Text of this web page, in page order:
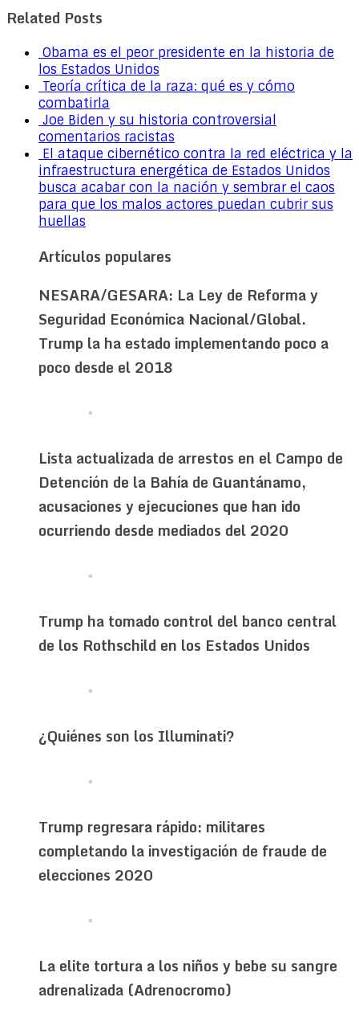
Related Posts
Obama es el peor presidente en la historia de
los Estados Unidos
Teoría crítica de la raza: qué es y cómo
combatirla
Joe Biden y su historia controversial
comentarios racistas
El ataque cibernético contra la red eléctrica y la
infraestructura energética de Estados Unidos
busca acabar con la nación y sembrar el caos
para que los malos actores puedan cubrir sus
huellas
Artículos populares
NESARA/GESARA: La Ley de Reforma y
Seguridad Económica Nacional/Global.
Trump la ha estado implementando poco a
poco desde el 2018
Lista actualizada de arrestos en el Campo de
Detención de la Bahía de Guantánamo,
acusaciones y ejecuciones que han ido
ocurriendo desde mediados del 2020
Trump ha tomado control del banco central
de los Rothschild en los Estados Unidos
¿Quiénes son los Illuminati?
Trump regresara rápido: militares
completando la investigación de fraude de
elecciones 2020
La elite tortura a los niños y bebe su sangre
adrenalizada (Adrenocromo)